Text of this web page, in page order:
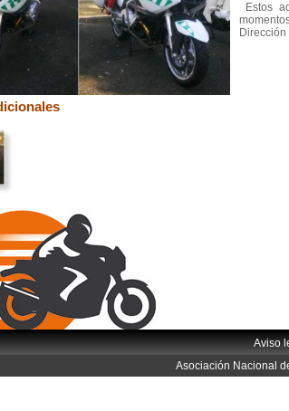
Estos
Aviso
Asociación Nacional